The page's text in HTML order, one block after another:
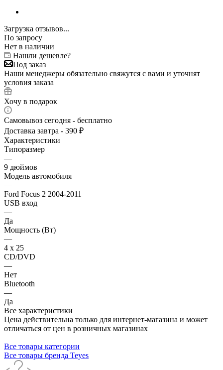
Загрузка отзывов...
По запросу
Нет в наличии
Нашли дешевле?
Под заказ
Наши менеджеры обязательно свяжутся с вами и уточнят
условия заказа
Хочу в подарок
Самовывоз сегодня - бесплатно
Доставка завтра - 390 ₽
Характеристики
Типоразмер
—
9 дюймов
Модель автомобиля
—
Ford Focus 2 2004-2011
USB вход
—
Да
Мощность (Вт)
—
4 х 25
CD/DVD
—
Нет
Bluetooth
—
Да
Все характеристики
Цена действительна только для интернет-магазина и может
отличаться от цен в розничных магазинах
Все товары категории
Все товары бренда Teyes